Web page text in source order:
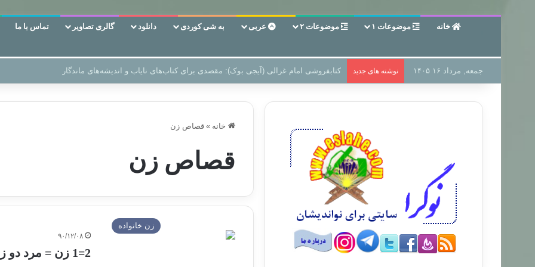
خانه موضوعات ۱ موضوعات ۲ عربی به شی کوردی دانلود گالری تصاویر تماس با ما
جمعه, مرداد ۱۶ ۱۴۰۵ نوشته های جدید سر دفتر فساد در زمین‌، دوری وکناره‌گیری از راه خداست‌!
خانه » قصاص زن
قصاص زن
زن خانواده
۹۰/۱۲/۰۸
2=1 زن = مرد دو زن و یک مرد؟؟؟ !!!